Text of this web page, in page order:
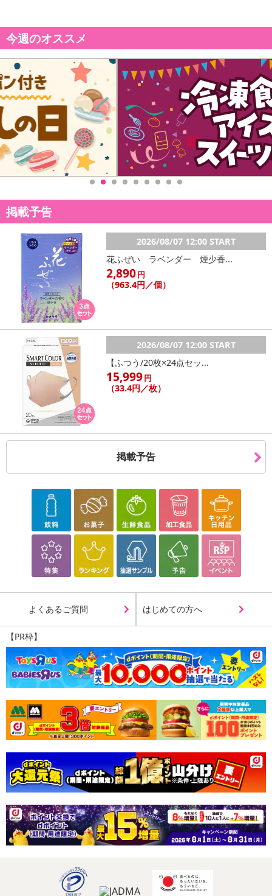
今週のオススメ
掲載予告
2026/08/07 12:00 START
花ふぜい ラベンダー 煙少香...
2,890円
（963.4円／個）
2026/08/07 12:00 START
【ふつう/20枚×24点セッ...
15,999円
（33.4円／枚）
掲載予告
よくあるご質問 はじめての方へ
【PR枠】